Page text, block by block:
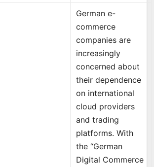
German e-
commerce
companies are
increasingly
concerned about
their dependence
on international
cloud providers
and trading
platforms. With
the “German
Digital Commerce